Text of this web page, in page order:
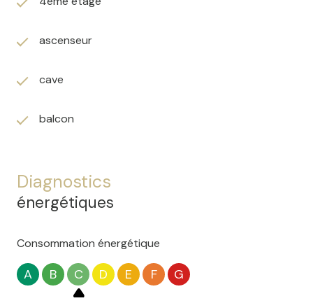
Les informations sur les risques auxquels ce bien est
ascenseur
cave
balcon
Diagnostics
énergétiques
Consommation énergétique
A B C D E F G